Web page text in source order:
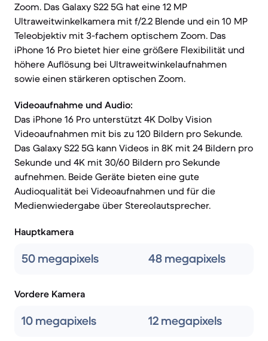
Zoom. Das Galaxy S22 5G hat eine 12 MP
Ultraweitwinkelkamera mit f/2.2 Blende und ein 10 MP
Teleobjektiv mit 3-fachem optischem Zoom. Das
iPhone 16 Pro bietet hier eine größere Flexibilität und
höhere Auflösung bei Ultraweitwinkelaufnahmen
sowie einen stärkeren optischen Zoom.
Videoaufnahme und Audio:
Das iPhone 16 Pro unterstützt 4K Dolby Vision
Videoaufnahmen mit bis zu 120 Bildern pro Sekunde.
Das Galaxy S22 5G kann Videos in 8K mit 24 Bildern pro
Sekunde und 4K mit 30/60 Bildern pro Sekunde
aufnehmen. Beide Geräte bieten eine gute
Audioqualität bei Videoaufnahmen und für die
Medienwiedergabe über Stereolautsprecher.
Hauptkamera
50 megapixels 48 megapixels
Vordere Kamera
10 megapixels 12 megapixels